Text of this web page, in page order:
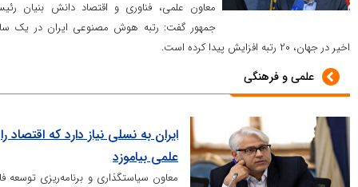
معاون علمی، فناوری و اقتصاد دانش بنیان رئیس
جمهور گفت: رتبه هوش مصنوعی ایران در یک سال
فرهنگی
ایران به نسلی نیاز دارد که اقتصاد را
علمی بیاموزد
معاون سیاستگذاری و برنامه‌ریزی توسعه فاوا